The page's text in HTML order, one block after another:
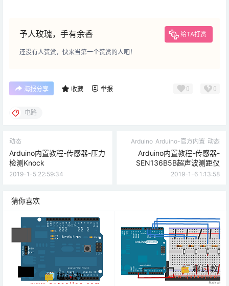
予人玫瑰，手有余香 给TA打赏
还没有人赞赏，快来当第一个赞赏的人吧！
海报分享 收藏 举报 0 0
电路
动态
Arduino内置教程-传感器-压力
检测Knock
2019-1-5 22:59:34
Arduino Arduino-官方内置 动态
Arduino内置教程-传感器-
SEN136B5B超声波测距仪
2019-1-6 1:13:58
猜你喜欢